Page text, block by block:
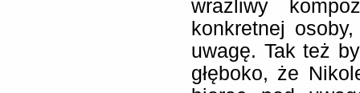
wrażliwy
konkretnej
uwagę. Tak też
głęboko, że